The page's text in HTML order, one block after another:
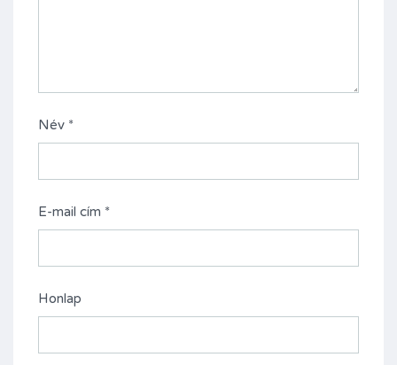
Név *
E-mail cím *
Honlap